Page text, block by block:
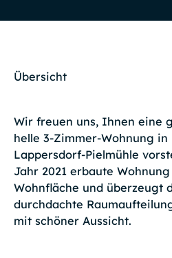
Übersicht
Wir freuen uns, Ihnen eine
helle 3-Zimmer-Wohnung
Lappersdorf-Pielmühle
Jahr 2021 erbaute
Wohnfläche und überzeugt
durchdachte
mit schöner Aussicht.